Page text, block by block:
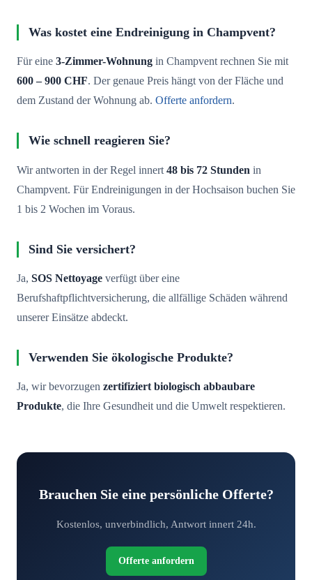
Was kostet eine Endreinigung in Champvent?
Für eine 3-Zimmer-Wohnung in Champvent rechnen Sie mit
600 – 900 CHF. Der genaue Preis hängt von der Fläche und
dem Zustand der Wohnung ab. Offerte anfordern.
Wie schnell reagieren Sie?
Wir antworten in der Regel innert 48 bis 72 Stunden in
Champvent. Für Endreinigungen in der Hochsaison buchen Sie
1 bis 2 Wochen im Voraus.
Sind Sie versichert?
Ja, SOS Nettoyage verfügt über eine
Berufshaftpflichtversicherung, die allfällige Schäden während
unserer Einsätze abdeckt.
Verwenden Sie ökologische Produkte?
Ja, wir bevorzugen zertifiziert biologisch abbaubare
Produkte, die Ihre Gesundheit und die Umwelt respektieren.
Brauchen Sie eine persönliche Offerte?
Kostenlos, unverbindlich, Antwort innert 24h.
Offerte anfordern